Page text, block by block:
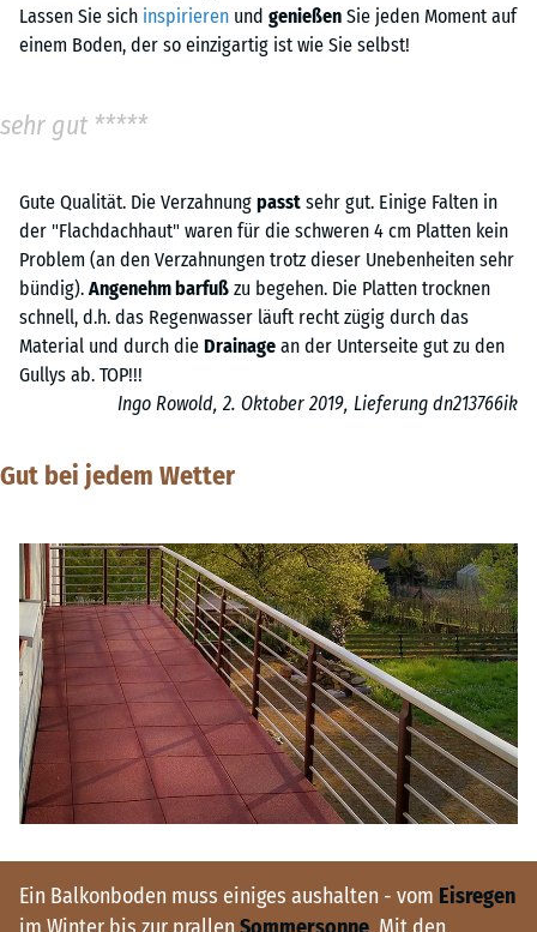
Lassen Sie sich inspirieren und genießen Sie jeden Moment auf
einem Boden, der so einzigartig ist wie Sie selbst!
sehr gut *****
Gute Qualität. Die Verzahnung passt sehr gut. Einige Falten in
der "Flachdachhaut" waren für die schweren 4 cm Platten kein
Problem (an den Verzahnungen trotz dieser Unebenheiten sehr
bündig). Angenehm barfuß zu begehen. Die Platten trocknen
schnell, d.h. das Regenwasser läuft recht zügig durch das
Material und durch die Drainage an der Unterseite gut zu den
Gullys ab. TOP!!!
Ingo Rowold, 2. Oktober 2019, Lieferung dn213766ik
Gut bei jedem Wetter
Ein Balkonboden muss einiges aushalten - vom Eisregen